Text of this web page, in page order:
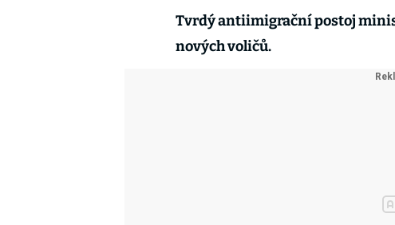
Tvrdý antiimigrační postoj
nových voličů.